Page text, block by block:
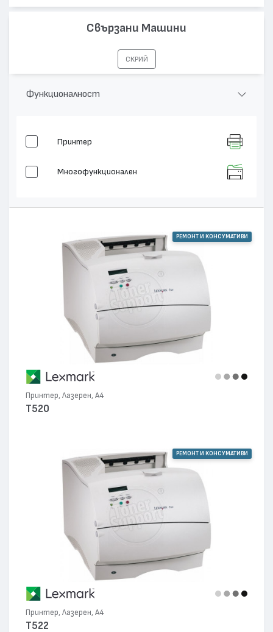
Свързани Машини
СКРИЙ
Функционалност
Принтер
Многофункционален
РЕМОНТ И КОНСУМАТИВИ
Принтер, Лазерен, А4
T520
РЕМОНТ И КОНСУМАТИВИ
Принтер, Лазерен, А4
T522